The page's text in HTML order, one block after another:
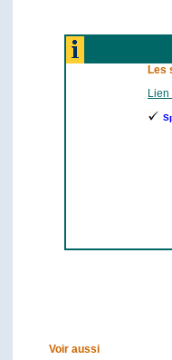
Les
Lien
Voir aussi